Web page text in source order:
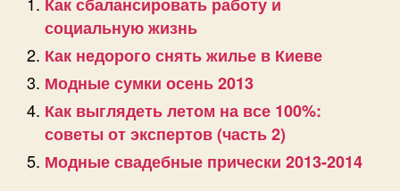
социальную жизнь
Как недорого снять жилье в Киеве
Модные сумки осень 2013
Как выглядеть летом на все 100%:
советы от экспертов (часть 2)
Модные свадебные прически 2013-2014